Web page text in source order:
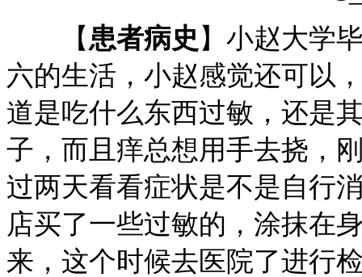
【 患者病史 】小赵大学
六的生活，小赵感觉还可以
道是吃什么东西过敏，还是
子，而且痒总想用手去挠，
过两天看看症状是不是自行
店买了一些过敏的，涂抹在
来，这个时候去医院了进行